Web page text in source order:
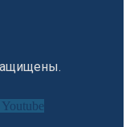
Youtube